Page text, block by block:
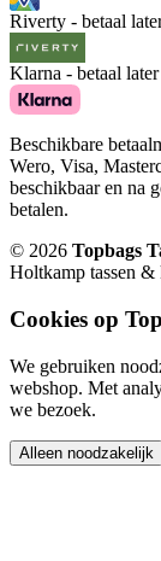
Riverty - betaal
Klarna - betaal
Beschikbare
Wero, Visa,
beschikbaar en na
betalen.
© 2026 Topbags
Holtkamp tassen
Cookies op
We gebruiken
webshop. Met
we bezoek.
Alleen noodzakelijk